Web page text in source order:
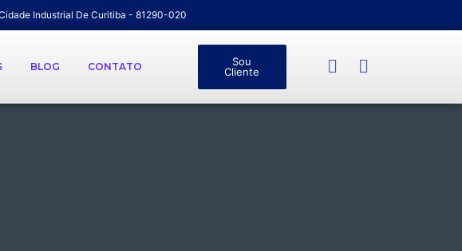
Industrial De Curitiba - 81290-020
BLOG CONTATO
Sou
Cliente